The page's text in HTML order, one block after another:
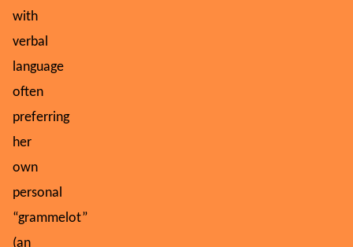
with
verbal
language
often
preferring
her
own
personal
“grammelot”
(an